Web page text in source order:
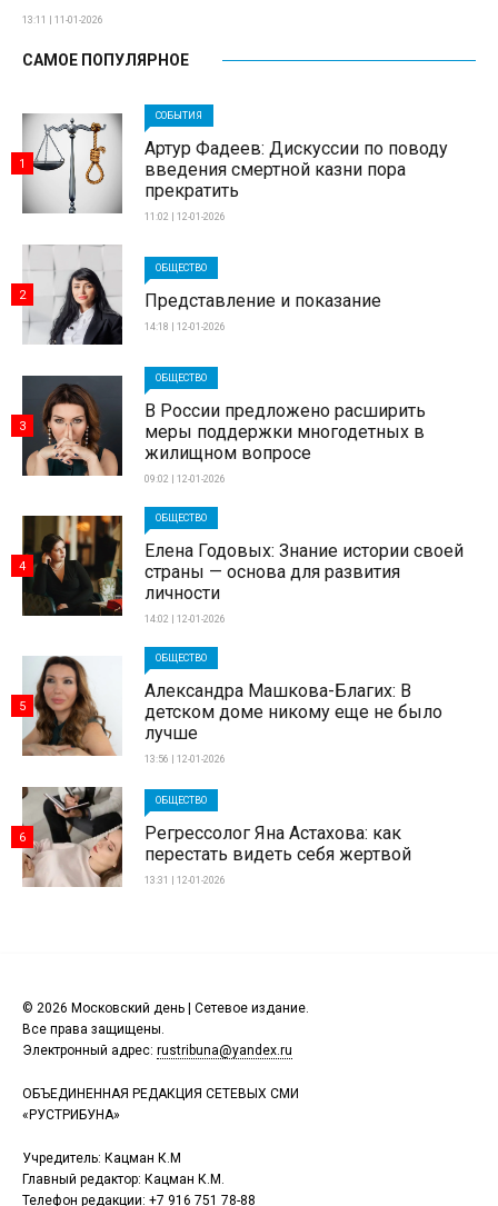
13:11 | 11-01-2026
САМОЕ ПОПУЛЯРНОЕ
СОБЫТИЯ
Артур Фадеев: Дискуссии по поводу
введения смертной казни пора
прекратить
11:02 | 12-01-2026
1
ОБЩЕСТВО
Представление и показание
14:18 | 12-01-2026
2
ОБЩЕСТВО
В России предложено расширить
меры поддержки многодетных в
жилищном вопросе
09:02 | 12-01-2026
3
ОБЩЕСТВО
Елена Годовых: Знание истории своей
страны — основа для развития
личности
14:02 | 12-01-2026
4
ОБЩЕСТВО
Александра Машкова-Благих: В
детском доме никому еще не было
лучше
13:56 | 12-01-2026
5
ОБЩЕСТВО
Регрессолог Яна Астахова: как
перестать видеть себя жертвой
13:31 | 12-01-2026
6
© 2026 Московский день | Сетевое издание.
Все права защищены.
Электронный адрес: rustribuna@yandex.ru
ОБЪЕДИНЕННАЯ РЕДАКЦИЯ СЕТЕВЫХ СМИ
«РУСТРИБУНА»
Учредитель: Кацман К.М
Главный редактор: Кацман К.М.
Телефон редакции: +7 916 751 78-88